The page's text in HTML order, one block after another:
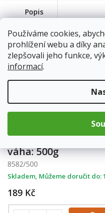
Používáme cookies,
prohlížení webu a díky
zlepšovali jeho funkce,
informací.
Popis
váha: 250g
8582/250
Skladem
váha: 500g
8582/500
189 Kč
Skladem